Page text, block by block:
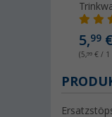
5,99 €
(5,99 € / 1